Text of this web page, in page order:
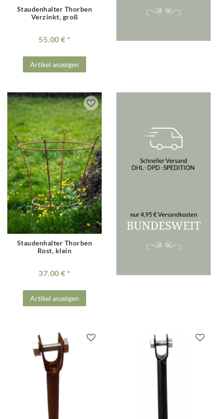
Staudenhalter Thorben
Verzinkt, groß
55.00 €
Artikel anzeigen
Staudenhalter Thorben
Rost, klein
37.00 €
Artikel anzeigen